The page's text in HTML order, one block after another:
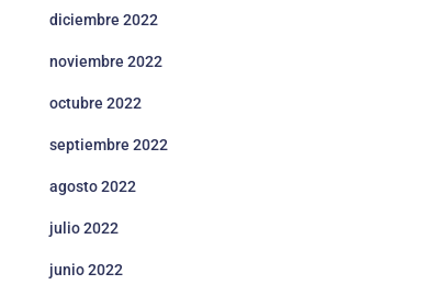
diciembre 2022
noviembre 2022
octubre 2022
septiembre 2022
agosto 2022
julio 2022
junio 2022